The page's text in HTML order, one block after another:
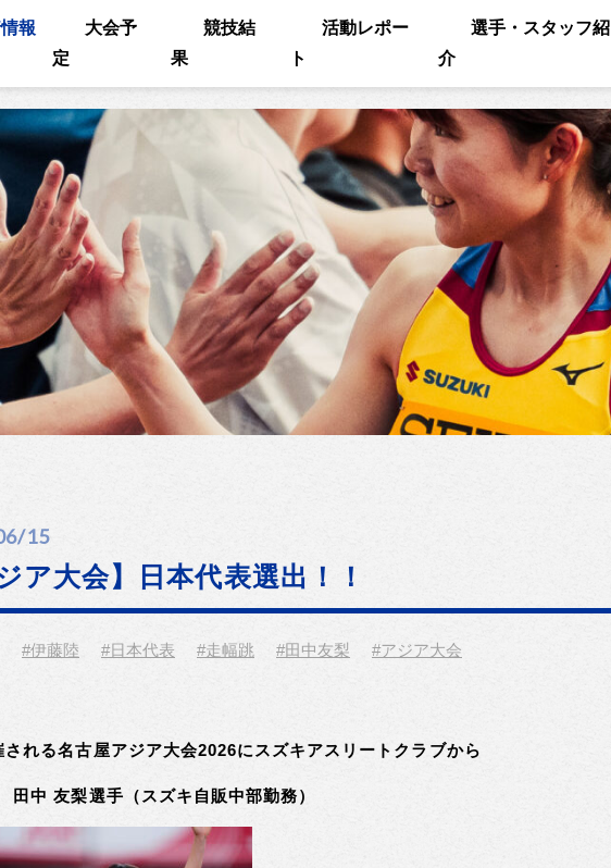
報
大会予
定
競技結
果
活動レポー
ト
選手・スタッフ紹
介
15
ア大会】日本代表選出！！
#伊藤陸 #日本代表 #走幅跳 #田中友梨 #アジア大会
される名古屋アジア大会2026にスズキアスリートクラブから
中 友梨選手（スズキ自販中部勤務）